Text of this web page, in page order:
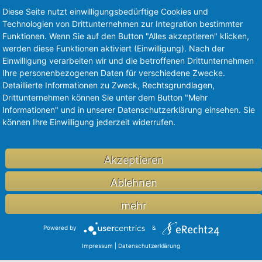
Our portfolio companies address unmet medical &
basis of strong intellectual property protection.
Diese Seite nutzt einwilligungsbedürftige Cookies und
Technologien von Drittunternehmen zur Integration bestimmter
Funktionen. Wenn Sie auf den Button "Alles akzeptieren" klicken,
werden diese Funktionen aktiviert (Einwilligung). Nach der
Einwilligung verarbeiten wir und die betroffenen Drittunternehmen
Ihre personenbezogenen Daten für verschiedene Zwecke.
Detaillierte Informationen zu Zweck, Rechtsgrundlagen,
Drittunternehmen können Sie unter dem Button "Mehr
Informationen" und in unserer Datenschutzerklärung einsehen. Sie
können Ihre Einwilligung jederzeit widerrufen.
Akzeptieren
Ablehnen
mehr
Powered by &
Impressum Datenschutzerklärung